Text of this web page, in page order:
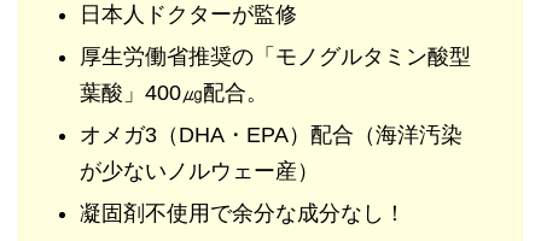
日本人ドクターが監修
厚生労働省推奨の「モノグルタミン酸型
葉酸」400㎍配合。
オメガ3（DHA・EPA）配合（海洋汚染
が少ないノルウェー産）
凝固剤不使用で余分な成分なし！